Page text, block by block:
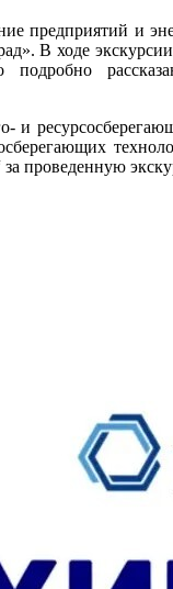
предприятий и
В ходе
подробно
и
проведенную